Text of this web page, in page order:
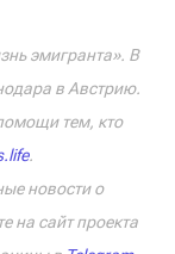
эмигранта». В
в Австрию.
тем, кто
.
новости о
на сайт проекта